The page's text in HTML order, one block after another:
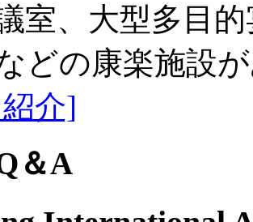
室、大型多目
どの康楽施設
介]
＆A